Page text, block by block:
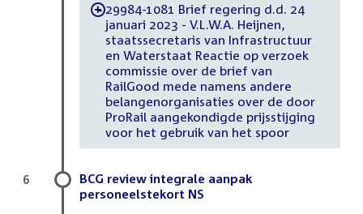
-29984-1081 Brief regering d.d. 24
januari 2023 - V.L.W.A. Heijnen,
staatssecretaris van Infrastructuur
en Waterstaat Reactie op verzoek
commissie over de brief van
RailGood mede namens andere
belangenorganisaties over de door
ProRail aangekondigde prijsstijging
voor het gebruik van het spoor
BCG review integrale aanpak
personeelstekort NS
6